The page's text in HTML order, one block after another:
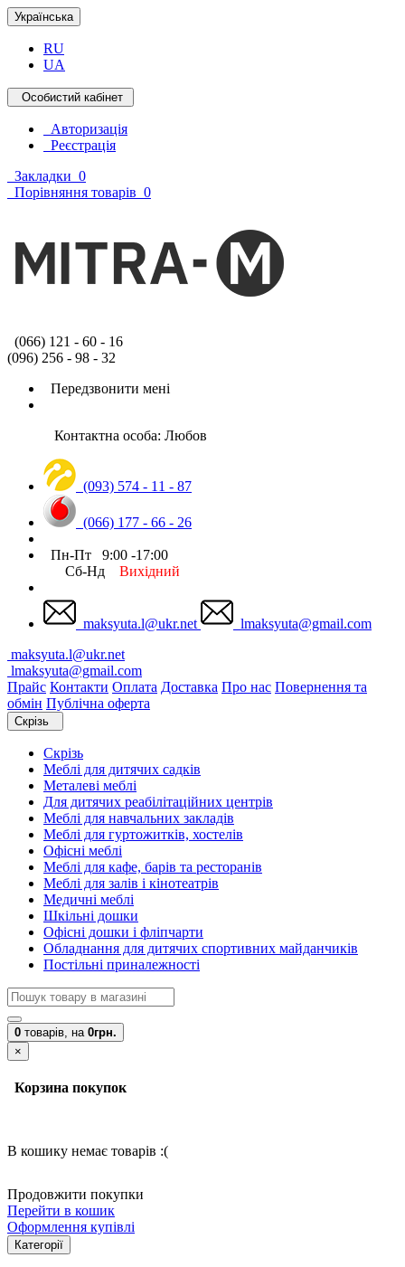
Українська
RU
UA
Особистий кабінет
Авторизація
Реєстрація
Закладки 0
Порівняння товарів 0
(066) 121 - 60 - 16
(096) 256 - 98 - 32
Передзвонити мені
Контактна особа: Любов
(093) 574 - 11 - 87
(066) 177 - 66 - 26
Пн-Пт 9:00 -17:00
Сб-Нд Вихідний
maksyuta.l@ukr.net
lmaksyuta@gmail.com
maksyuta.l@ukr.net
lmaksyuta@gmail.com
Прайс Контакти Оплата Доставка Про нас Повернення та
обмін Публічна оферта
Скрізь
Скрізь
Меблі для дитячих садків
Металеві меблі
Для дитячих реабілітаційних центрів
Меблі для навчальних закладів
Меблі для гуртожитків, хостелів
Офісні меблі
Меблі для кафе, барів та ресторанів
Меблі для залів і кінотеатрів
Медичні меблі
Шкільні дошки
Офісні дошки і фліпчарти
Обладнання для дитячих спортивних майданчиків
Постільні приналежності
0 товарів, на 0грн.
×
Корзина покупок
В кошику немає товарів :(
Продовжити покупки
Перейти в кошик
Оформлення купівлі
Категорії